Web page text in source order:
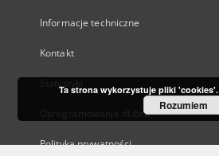
Informacje techniczne
Kontakt
Statystyki
Oprogramowanie dLibra
Polityka prywatności
Ta strona wykorzystuje pliki 'cookies'.
Rozumiem